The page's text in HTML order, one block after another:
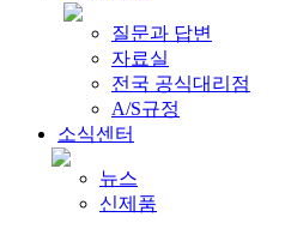
질문과 답변
자료실
전국 공식대리점
A/S규정
소식센터
뉴스
신제품